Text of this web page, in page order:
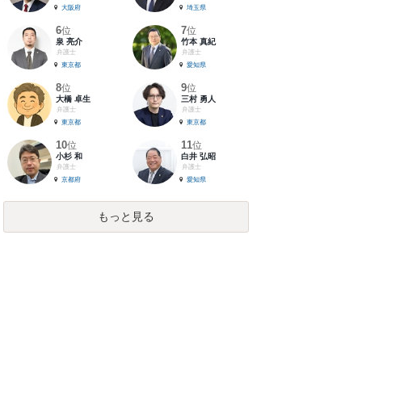
大阪府
埼玉県
6位
泉 亮介
弁護士
東京都
7位
竹本 真紀
弁護士
愛知県
8位
大橋 卓生
弁護士
東京都
9位
三村 勇人
弁護士
東京都
10位
小杉 和
弁護士
京都府
11位
白井 弘昭
弁護士
愛知県
もっと見る